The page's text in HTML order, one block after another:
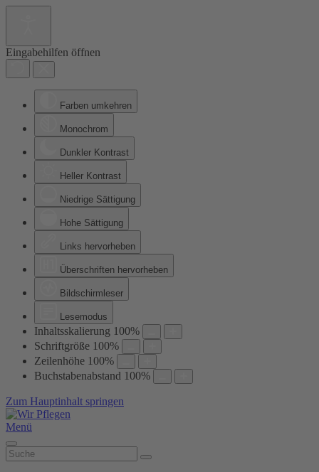
Eingabehilfen öffnen
Farben umkehren
Monochrom
Dunkler Kontrast
Heller Kontrast
Niedrige Sättigung
Hohe Sättigung
Links hervorheben
Überschriften hervorheben
Bildschirmleser
Lesemodus
Inhaltsskalierung 100%
Schriftgröße 100%
Zeilenhöhe 100%
Buchstabenabstand 100%
Zum Hauptinhalt springen
Menü